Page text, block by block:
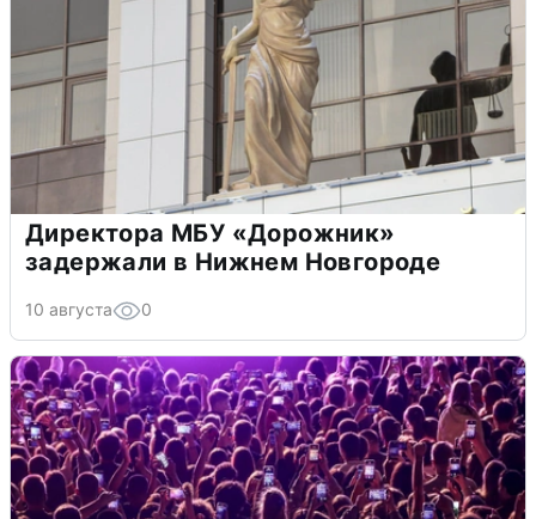
Директора МБУ «Дорожник»
задержали в Нижнем Новгороде
10 августа 0